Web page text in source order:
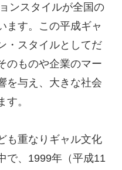
ンスタイルが全国の
ます。この平成ギャ
・スタイルとしてだ
のものや企業のマー
を与え、大きな社会
。
も重なりギャル文化
で、1999年（平成11